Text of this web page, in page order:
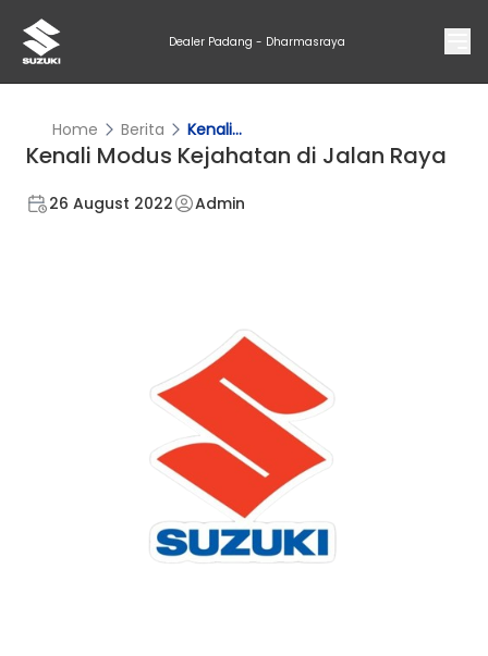
Dealer Padang - Dharmasraya
Home Berita Kenali...
Kenali Modus Kejahatan di Jalan Raya
26 August 2022 Admin